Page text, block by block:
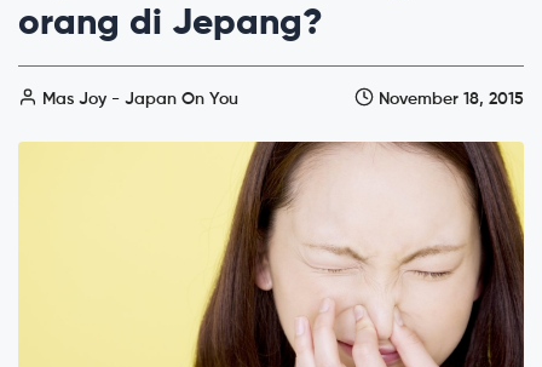
orang di Jepang?
Mas Joy - Japan On You November 18, 2015